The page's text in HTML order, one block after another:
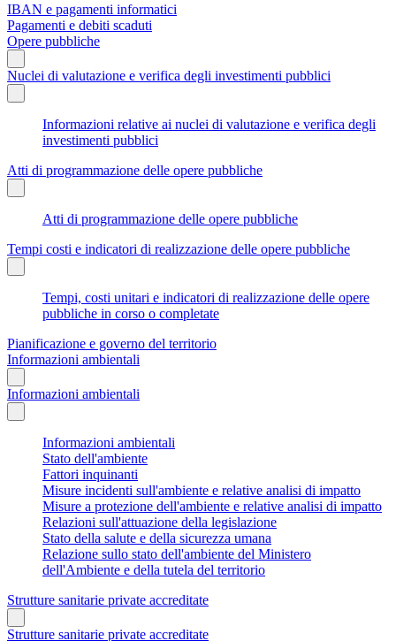
IBAN e pagamenti informatici
Pagamenti e debiti scaduti
Opere pubbliche
Nuclei di valutazione e verifica degli investimenti pubblici
Informazioni relative ai nuclei di valutazione e verifica degli
investimenti pubblici
Atti di programmazione delle opere pubbliche
Atti di programmazione delle opere pubbliche
Tempi costi e indicatori di realizzazione delle opere pubbliche
Tempi, costi unitari e indicatori di realizzazione delle opere
pubbliche in corso o completate
Pianificazione e governo del territorio
Informazioni ambientali
Informazioni ambientali
Informazioni ambientali
Stato dell'ambiente
Fattori inquinanti
Misure incidenti sull'ambiente e relative analisi di impatto
Misure a protezione dell'ambiente e relative analisi di impatto
Relazioni sull'attuazione della legislazione
Stato della salute e della sicurezza umana
Relazione sullo stato dell'ambiente del Ministero
dell'Ambiente e della tutela del territorio
Strutture sanitarie private accreditate
Strutture sanitarie private accreditate